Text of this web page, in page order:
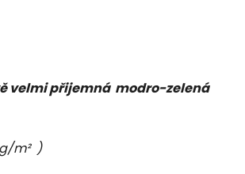
velmi přijemná modro-zelená
m² )